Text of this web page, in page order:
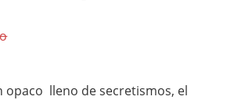
opaco lleno de secretismos, el